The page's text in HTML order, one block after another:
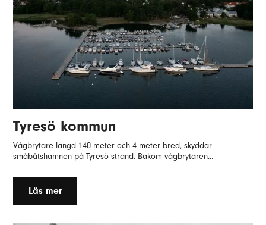
Tyresö kommun
Vågbrytare längd 140 meter och 4 meter bred, skyddar
småbåtshamnen på Tyresö strand. Bakom vågbrytaren...
Läs mer